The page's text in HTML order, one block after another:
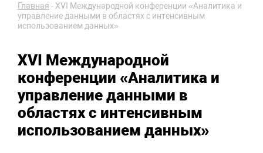
Главная - XVI Международной конференции «Аналитика и
управление данными в областях с интенсивным
использованием данных»
XVI Международной
конференции «Аналитика и
управление данными в
областях с интенсивным
использованием данных»